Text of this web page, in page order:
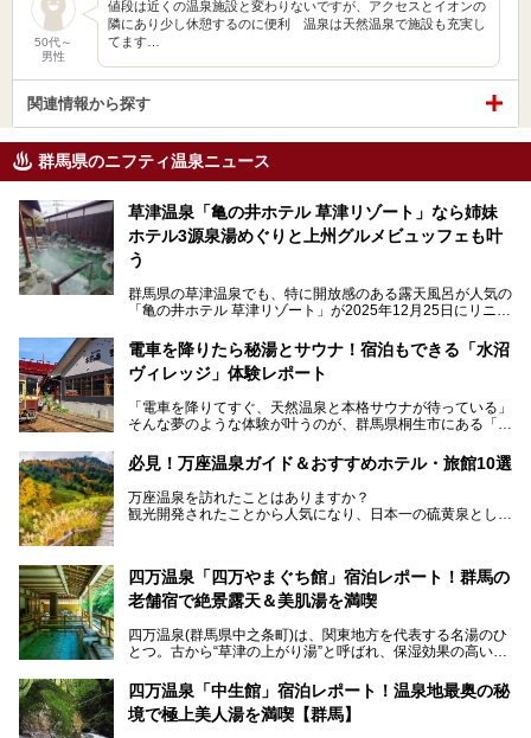
50代～
男性
値段は近くの温泉施設と変わりないですが、アクセスとイオンの
隣にあり少し休憩するのに便利 温泉は天然温泉で施設も充実し
てます…
関連情報から探す
群馬県のニフティ温泉ニュース
草津温泉「亀の井ホテル 草津リゾート」なら姉妹
ホテル3源泉湯めぐりと上州グルメビュッフェも叶
う
群馬県の草津温泉でも、特に開放感のある露天風呂が人気の
「亀の井ホテル 草津リゾート」が2025年12月25日にリニュ
ロビーや客室が綺麗になって、上州グルメにこだわったビュ
ッフェも人気！アクセスはシャトルバスで楽々、さらに草津
温泉にある姉妹ホテルの「草津温泉 大東舘」「亀の井ホテ
今回はそんな「亀の井ホテル 草津リゾート」を徹底レポー
───
提供元：アイコニア・ホスピタリティ株式会社【PR】
この記事は亀の井ホテル 草津リゾートのPR記事です。
電車を降りたら秘湯とサウナ！宿泊もできる「水沼
ヴィレッジ」体験レポート
「電車を降りてすぐ、天然温泉と本格サウナが待っている」
そんな夢のような体験が叶うのが、群馬県桐生市にある「駅
日帰り温泉の「水沼の湯」と宿泊もできる「サウナの森」、
２つのエリアがあります。
今回は、その中でも特にユニークな駅直結の「水沼の湯」の
魅力に焦点を当て、温泉好き、サウナー、そして電車旅好き
必見！万座温泉ガイド＆おすすめホテル・旅館10選
万座温泉を訪れたことはありますか？
観光開発されたことから人気になり、日本一の硫黄泉として
も多いかもしれません。
そこで筆者である私が実際に行ってみました！万座温泉の楽
しみ方や周辺の観光地を解説します。
また、日帰り入浴できる温泉から混浴可能な温泉まで、おす
すめの入浴施設もご紹介します！
四万温泉「四万やまぐち館」宿泊レポート！群馬の
老舗宿で絶景露天＆美肌湯を満喫
四万温泉(群馬県中之条町)は、関東地方を代表する名湯のひ
とつ。古から“草津の上がり湯”と呼ばれ、保湿効果の高い美
「四万やまぐち館」は、この地を代表する旅館の一つ。日帰
り入浴も可能ですが、やはり宿泊してじっくり楽しむのがベ
四万温泉「中生館」宿泊レポート！温泉地最奥の秘
境で極上美人湯を満喫【群馬】